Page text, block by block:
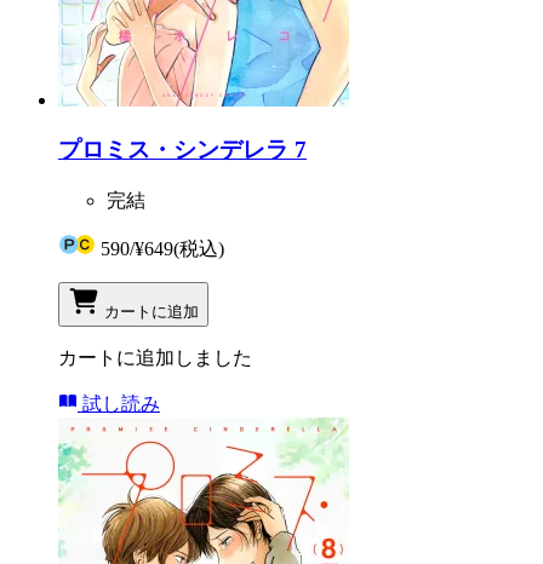
プロミス・シンデレラ 7
完結
590/¥649(税込)
カートに追加
カートに追加しました
試し読み